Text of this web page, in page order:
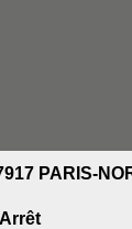
PARIS-